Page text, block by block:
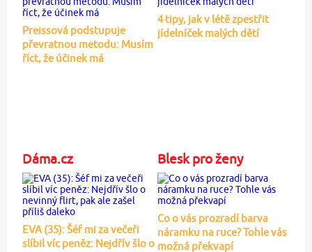
Preissová podstupuje
převratnou metodu: Musím
říct, že účinek má
4 tipy, jak v létě zpestřit
jídelníček malých dětí
Dáma.cz
EVA (35): Šéf mi za večeři
slíbil víc peněz: Nejdřív šlo o
Blesk pro ženy
Co o vás prozradí barva
náramku na ruce? Tohle vás
možná překvapí